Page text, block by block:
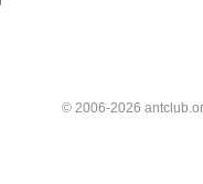
© 2006-2026